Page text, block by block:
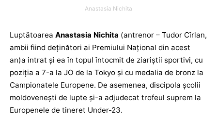
Anastasia Nichita
Luptătoarea Anastasia Nichita (antrenor – Tudor Cîrlan,
ambii fiind deținători ai Premiului Național din acest
an)a intrat și ea în topul întocmit de ziariștii sportivi, cu
poziția a 7-a la JO de la Tokyo și cu medalia de bronz la
Campionatele Europene. De asemenea, discipola școlii
moldovenești de lupte și-a adjudecat trofeul suprem la
Europenele de tineret Under-23.